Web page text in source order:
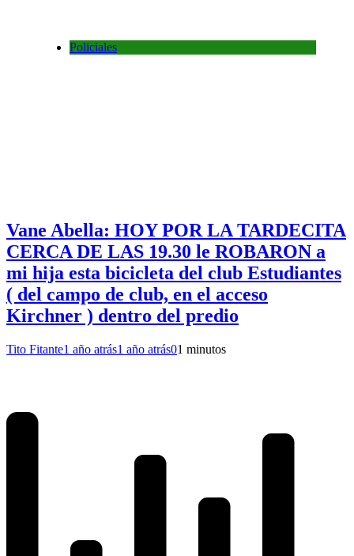
Policiales
Vane Abella: HOY POR LA TARDECITA
CERCA DE LAS 19.30 le ROBARON a
mi hija esta bicicleta del club Estudiantes
( del campo de club, en el acceso
Kirchner ) dentro del predio
Tito Fitante1 año atrás1 año atrás01 minutos